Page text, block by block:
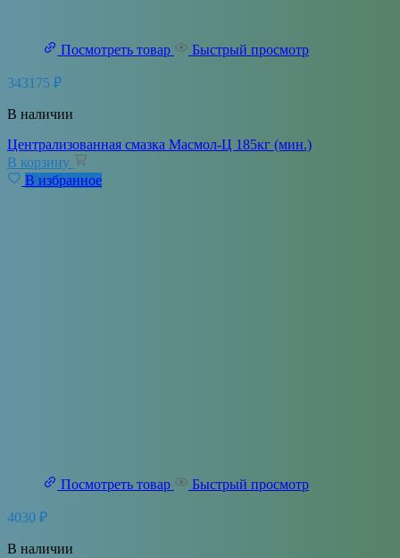
Посмотреть товар Быстрый просмотр
343175 ₽
В наличии
Централизованная смазка Масмол-Ц 185кг (мин.)
В корзину
В избранное
Посмотреть товар Быстрый просмотр
4030 ₽
В наличии